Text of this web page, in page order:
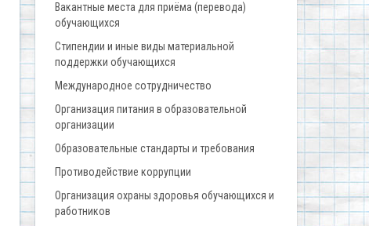
Вакантные места для приёма (перевода)
обучающихся
Стипендии и иные виды материальной
поддержки обучающихся
Международное сотрудничество
Организация питания в образовательной
организации
Образовательные стандарты и требования
Противодействие коррупции
Организация охраны здоровья обучающихся и
работников